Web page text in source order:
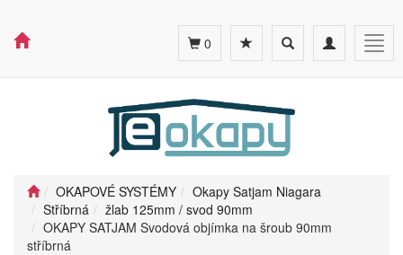
Toggle
navigation
Toggle
search
0
OKAPOVÉ SYSTÉMY
Okapy Satjam Niagara
Stříbrná
žlab 125mm / svod 90mm
OKAPY SATJAM Svodová objímka na šroub 90mm
stříbrná